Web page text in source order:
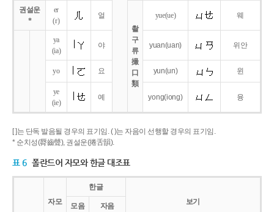
권설운
*
er
(r)
얼
촬
구
류
撮
口
類
yue(ue) 웨
ya
(ia)
야 yuan(uan) 위안
yo 요 yun(un) 윈
ye
(ie)
예 yong(iong) 융
[ ]는 단독 발음될 경우의 표기임. ( )는 자음이 선행할 경우의 표기임.
* 순치성(脣齒聲), 권설운(捲舌韻).
표 6 폴란드어 자모와 한글 대조표
자모
한글
보기
모음
자음